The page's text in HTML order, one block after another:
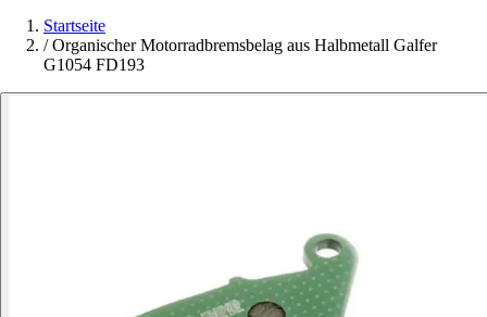
Startseite
/ Organischer Motorradbremsbelag aus Halbmetall Galfer
G1054 FD193